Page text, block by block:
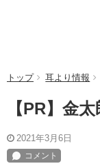
トップ 耳より情報
【PR】金
2021年3月6日